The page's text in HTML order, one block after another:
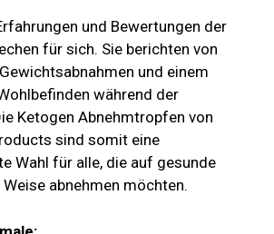
und Bewertungen der
für sich. Sie berichten von
und einem
während der
Ketogen Abnehmtropfen von
sind somit eine
Wahl für alle, die auf gesunde
abnehmen möchten.